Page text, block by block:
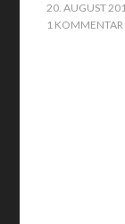
20. AUGUST
1 KOMMENTAR